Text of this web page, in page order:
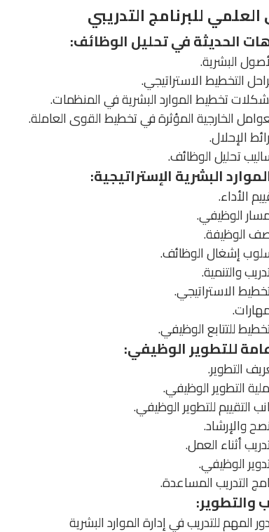
للبرنامج التدريبي
الحديثة في تحليل الوظائف:
البشرية.
التخطيط الاستراتيجي.
تخطيط الموارد البشرية في المنظمات.
الخارجية المؤثرة في تخطيط القوى العاملة.
الإحلال.
تحليل الوظائف.
البشرية الإستراتيجية:
الأداء.
الوظيفي.
الوظيفة.
إشغال الوظائف.
والتنمية.
الاستراتيجي.
للتتابع الوظيفي.
للتطوير الوظيفي:
التطوير.
التطوير الوظيفي.
التقييم للتطوير الوظيفي.
والإرشاد.
أثناء العمل.
الوظيفي.
التدريب المساعدة.
والتطوير:
المهم للتدريب في إدارة الموارد البشرية